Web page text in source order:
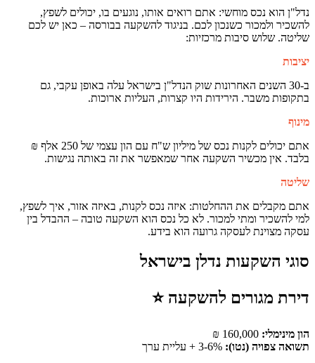
נדל"ן הוא נכס מוחשי: אתם רואים אותו, נוגעים בו, יכולים לשפץ,
להשכיר ולמכור כשנכון לכם. בניגוד להשקעה בבורסה – כאן יש לכם
שליטה. שלוש סיבות מרכזיות:
יציבות
ב-30 השנים האחרונות שוק הנדל"ן בישראל עלה באופן עקבי, גם
בתקופות משבר. הירידות היו קצרות, העליות ארוכות.
מינוף
אתם יכולים לקנות נכס של מיליון ש"ח עם הון עצמי של 250 אלף ₪
בלבד. אין מכשיר השקעה אחר שמאפשר את זה באותה נגישות.
שליטה
אתם מקבלים את ההחלטות: איזה נכס לקנות, באיזה אזור, איך לשפץ,
למי להשכיר ומתי למכור. לא כל נכס הוא השקעה טובה – ההבדל בין
עסקה מצוינת לעסקה גרועה הוא בידע.
סוגי השקעות נדלן בישראל
דירת מגורים להשקעה ⭐
הון מינימלי:
תשואה צפויה (נטו):